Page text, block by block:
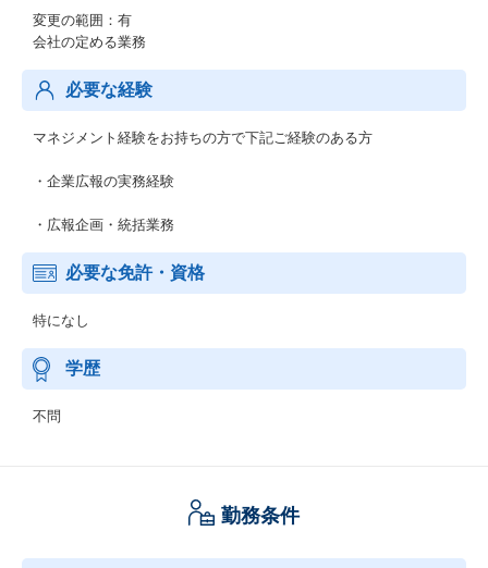
変更の範囲：有
会社の定める業務
必要な経験
マネジメント経験をお持ちの方で下記ご経験のある方
・企業広報の実務経験
・広報企画・統括業務
必要な免許・資格
特になし
学歴
不問
勤務条件